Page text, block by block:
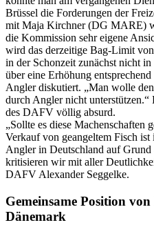
Brüssel die Forderungen der
mit Maja Kirchner (DG MARE)
die Kommission sehr eigene
wird das derzeitige Bag-Limit
in der Schonzeit zunächst nicht
über eine Erhöhung
Angler diskutiert. „Man wolle
durch Angler nicht
des DAFV völlig absurd.
„Sollte es diese Machenschaften
Verkauf von geangeltem Fisch
Angler in Deutschland auf Grund
kritisieren wir mit aller
DAFV Alexander Seggelke.
Gemeinsame Position
Dänemark